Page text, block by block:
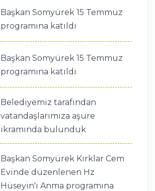
Başkan Somyürek 15 Temmuz
programına katıldı
Başkan Somyürek 15 Temmuz
programına katıldı
Belediyemiz tarafından
vatandaşlarımıza aşure
ikramında bulunduk
Başkan Somyürek Kırklar Cem
Evinde düzenlenen Hz
Hüseyin'i Anma programına